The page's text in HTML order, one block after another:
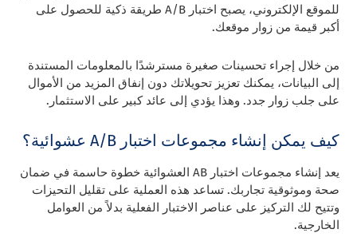
للموقع الإلكتروني، يصبح اختبار A/B طريقة ذكية للحصول على
أكبر قيمة من زوار موقعك.
من خلال إجراء تحسينات صغيرة مسترشدًا بالمعلومات المستندة
إلى البيانات، يمكنك تعزيز تحويلاتك دون إنفاق المزيد من الأموال
على جلب زوار جدد. وهذا يؤدي إلى عائد كبير على الاستثمار.
كيف يمكن إنشاء مجموعات اختبار A/B عشوائية؟
يعد إنشاء مجموعات اختبار AB العشوائية خطوة حاسمة في ضمان
صحة وموثوقية تجاربك. تساعد هذه العملية على تقليل التحيزات
وتتيح لك التركيز على عناصر الاختبار الفعلية بدلاً من العوامل
الخارجية.